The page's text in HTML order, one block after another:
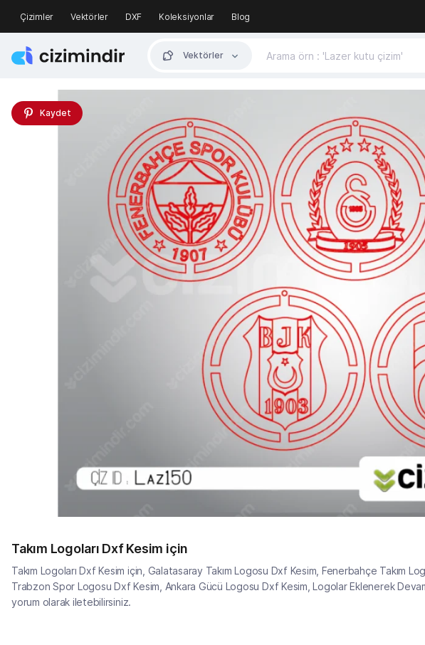
Çizimler Vektörler DXF Koleksiyonlar Blog
Vektörler
Kaydet
Takım Logoları Dxf Kesim için
Takım Logoları Dxf Kesim için, Galatasaray Takım Logosu Dxf Kesim, Fenerbahçe Takım
Trabzon Spor Logosu Dxf Kesim, Ankara Gücü Logosu Dxf Kesim, Logolar Eklenerek
yorum olarak iletebilirsiniz.